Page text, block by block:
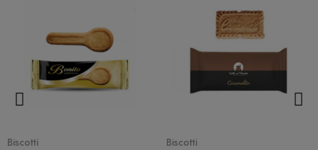
Biscotti Biscotti